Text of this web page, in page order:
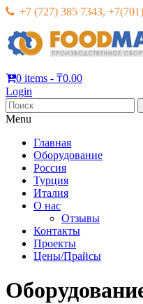
+7 (727) 385 7343,
FOODMASH
Оборудование для
0 items - ₸0.00
Login
Menu
Главная
Оборудование
Россия
Турция
Италия
О нас
Отзывы
Контакты
Проекты
Цены/Прайсы